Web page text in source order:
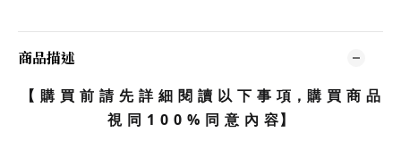
商品描述
【 購 買 前 請 先 詳 細 閱 讀 以 下 事 項，購 買 商 品
視 同 1 0 0 % 同 意 內 容】